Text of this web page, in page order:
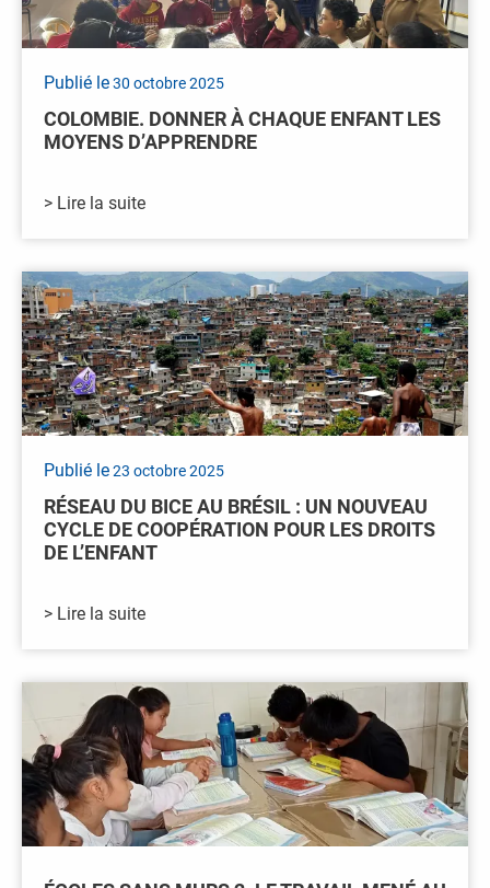
Publié le30 octobre 2025
COLOMBIE. DONNER À CHAQUE ENFANT LES
MOYENS D’APPRENDRE
> Lire la suite
Publié le23 octobre 2025
RÉSEAU DU BICE AU BRÉSIL : UN NOUVEAU
CYCLE DE COOPÉRATION POUR LES DROITS
DE L’ENFANT
> Lire la suite